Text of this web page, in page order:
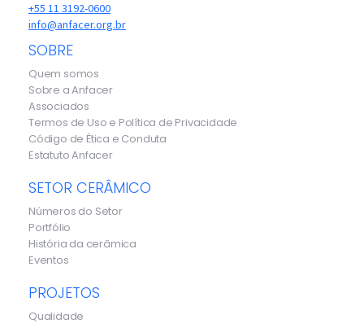
+55 11 3192-0600
info@anfacer.org.br
SOBRE
Quem somos
Sobre a Anfacer
Associados
Termos de Uso e Política de Privacidade
Código de Ética e Conduta
Estatuto Anfacer
SETOR CERÂMICO
Números do Setor
Portfólio
História da cerâmica
Eventos
PROJETOS
Qualidade